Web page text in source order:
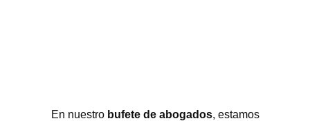
En nuestro bufete de abogados, estamos